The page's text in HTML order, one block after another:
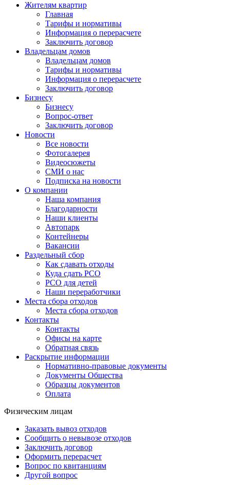
Жителям квартир
Главная
Тарифы и нормативы
Информация о перерасчете
Заключить договор
Владельцам домов
Владельцам домов
Тарифы и нормативы
Информация о перерасчете
Заключить договор
Бизнесу
Бизнесу
Вопрос-ответ
Заключить договор
Новости
Все новости
Фотогалерея
Видеосюжеты
СМИ о нас
Подписка на новости
О компании
Наша компания
Благодарности
Наши клиенты
Автопарк
Контейнеры
Вакансии
Раздельный сбор
Как сдавать отходы
Куда сдать РСО
РСО для детей
Наши переработчики
Места сбора отходов
Места сбора отходов
Контакты
Контакты
Офисы на карте
Обратная связь
Раскрытие информации
Нормативно-правовые документы
Документы Общества
Образцы документов
Оплата
Физическим лицам
Заказать вывоз отходов
Сообщить о невывозе отходов
Заключить договор
Оформить перерасчет
Вопрос по квитанциям
Другой вопрос